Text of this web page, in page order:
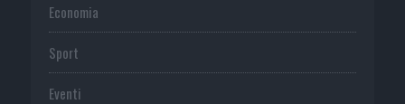
Economia
Sport
Eventi